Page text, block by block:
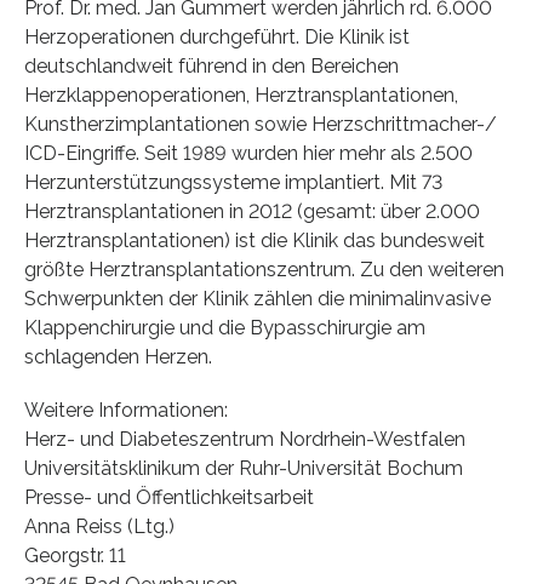
Prof. Dr. med. Jan Gummert werden jährlich rd. 6.000
Herzoperationen durchgeführt. Die Klinik ist
deutschlandweit führend in den Bereichen
Herzklappenoperationen, Herztransplantationen,
Kunstherzimplantationen sowie Herzschrittmacher-/
ICD-Eingriffe. Seit 1989 wurden hier mehr als 2.500
Herzunterstützungssysteme implantiert. Mit 73
Herztransplantationen in 2012 (gesamt: über 2.000
Herztransplantationen) ist die Klinik das bundesweit
größte Herztransplantationszentrum. Zu den weiteren
Schwerpunkten der Klinik zählen die minimalinvasive
Klappenchirurgie und die Bypasschirurgie am
schlagenden Herzen.
Weitere Informationen:
Herz- und Diabeteszentrum Nordrhein-Westfalen
Universitätsklinikum der Ruhr-Universität Bochum
Presse- und Öffentlichkeitsarbeit
Anna Reiss (Ltg.)
Georgstr. 11